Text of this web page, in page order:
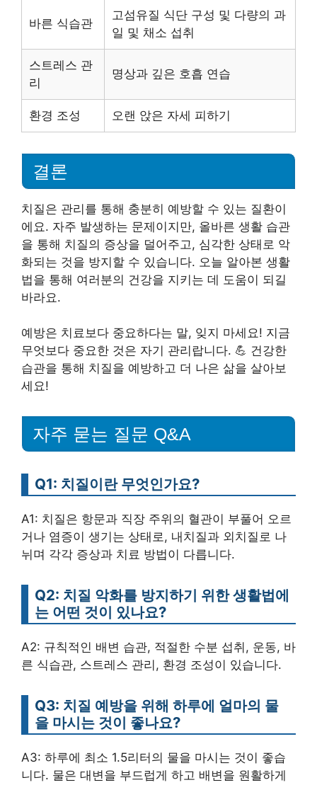
바른 식습관
고섬유질 식단 구성 및 다량의 과
일 및 채소 섭취
스트레스 관
리
명상과 깊은 호흡 연습
환경 조성 오랜 앉은 자세 피하기
결론
치질은 관리를 통해 충분히 예방할 수 있는 질환이
에요. 자주 발생하는 문제이지만, 올바른 생활 습관
을 통해 치질의 증상을 덜어주고, 심각한 상태로 악
화되는 것을 방지할 수 있습니다. 오늘 알아본 생활
법을 통해 여러분의 건강을 지키는 데 도움이 되길
바라요.
예방은 치료보다 중요하다는 말, 잊지 마세요! 지금
무엇보다 중요한 것은 자기 관리랍니다. 💪 건강한
습관을 통해 치질을 예방하고 더 나은 삶을 살아보
세요!
자주 묻는 질문 Q&A
Q1: 치질이란 무엇인가요?
A1: 치질은 항문과 직장 주위의 혈관이 부풀어 오르
거나 염증이 생기는 상태로, 내치질과 외치질로 나
뉘며 각각 증상과 치료 방법이 다릅니다.
Q2: 치질 악화를 방지하기 위한 생활법에
는 어떤 것이 있나요?
A2: 규칙적인 배변 습관, 적절한 수분 섭취, 운동, 바
른 식습관, 스트레스 관리, 환경 조성이 있습니다.
Q3: 치질 예방을 위해 하루에 얼마의 물
을 마시는 것이 좋나요?
A3: 하루에 최소 1.5리터의 물을 마시는 것이 좋습
니다. 물은 대변을 부드럽게 하고 배변을 원활하게